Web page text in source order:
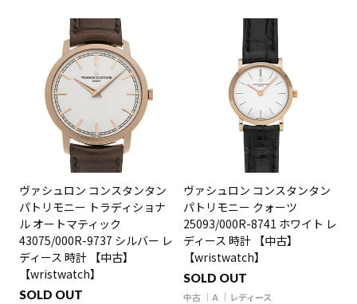
ヴァシュロン コンスタンタン
パトリモニー トラディショナ
ル オートマティック
43075/000R-9737 シルバー レ
ディース 時計 【中古】
【wristwatch】
SOLD OUT
ヴァシュロン コンスタンタン
パトリモニー クォーツ
25093/000R-8741 ホワイト レ
ディース 時計 【中古】
【wristwatch】
SOLD OUT
中古 A レディース